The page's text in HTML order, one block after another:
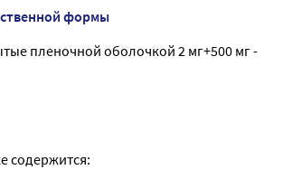
формы
пленочной оболочкой 2 мг+500 мг -
содержится: